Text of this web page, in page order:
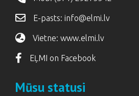
E-pasts: info@elmi.lv
Vietne: www.elmi.lv
EĻMI on Facebook
Mūsu statusi